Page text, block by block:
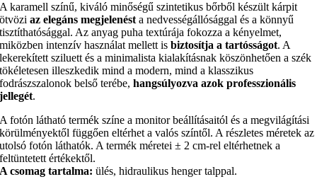
A karamell színű, kiváló minőségű szintetikus bőrből készült kárpit
ötvöziaz elegáns megjelenést a nedvességállósággal és a könnyű
tisztíthatósággal. Az anyag puha textúrája fokozza a kényelmet,
miközben intenzív használat mellett isbiztosítja a tartósságot. A
lekerekített sziluett és a minimalista kialakításnak köszönhetően a szék
tökéletesen illeszkedik mind a modern, mind a klasszikus
fodrászszalonok belső terébe,hangsúlyozva azok professzionális
jellegét.
A fotón látható termék színe a monitor beállításaitól és a megvilágítási
körülményektől függően eltérhet a valós színtől. A részletes méretek az
utolsó fotón láthatók. A termék méretei ± 2 cm-rel eltérhetnek a
feltüntetett értékektől.
A csomag tartalma: ülés, hidraulikus henger talppal.